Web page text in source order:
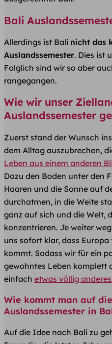
Bali
Allerdings ist Bali nicht das
Auslandssemester. Dies ist
Folglich sind wir so aber
rangegangen.
Wie wir unser
Auslandssemester
Zuerst stand der Wunsch
dem Alltag auszubrechen,
Leben aus einem anderen
Dazu den Boden unter den
Haaren und die Sonne auf
durchatmen, in die Weite
ganz auf sich und die Welt,
konzentrieren. Je weiter
uns sofort klar, dass
kommt. Sodass wir für ein
gewohntes Leben komplett
einfach etwas völlig
Wie kommt man auf
Auslandssemester in
Auf die Idee nach Bali zu